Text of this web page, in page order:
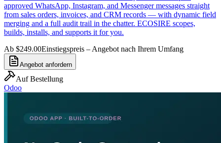
approved WhatsApp, Instagram, and Messenger messages straight
from sales orders, invoices, and CRM records — with dynamic field
merging and a full audit trail in the chatter. ECOSIRE scopes,
builds, installs, and supports it for you.
Ab $249.00Einstiegspreis – Angebot nach Ihrem Umfang
Angebot anfordern
Auf Bestellung
Odoo